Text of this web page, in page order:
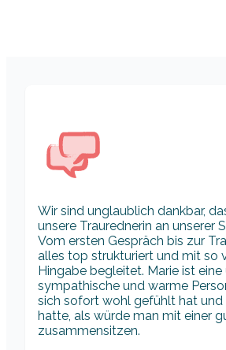
Wir sind unglaublich dankbar,
unsere Traurednerin an unserer
Vom ersten Gespräch bis zur
alles top strukturiert und mit so
Hingabe begleitet. Marie ist
sympathische und warme
sich sofort wohl gefühlt hat und
hatte, als würde man mit einer
zusammensitzen.